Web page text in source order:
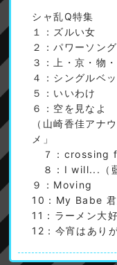
シャ乱Q特集
１：ズルい女
２：パワーソング
３：上・京・物
４：シングルベ
５：いいわけ
６：空を見なよ
（山崎香佳アナ
メ」
７：crossing
８：I will...（藍
９：Moving
10：My Babe 君
11：ラーメン大
12：今宵はあり